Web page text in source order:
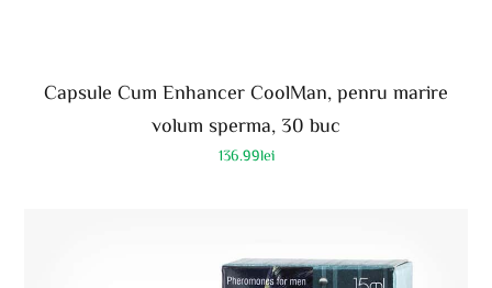
Capsule Cum Enhancer CoolMan, penru marire
volum sperma, 30 buc
136.99lei